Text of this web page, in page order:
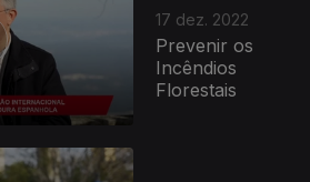
17 dez. 2022
Prevenir os
Incêndios
Florestais